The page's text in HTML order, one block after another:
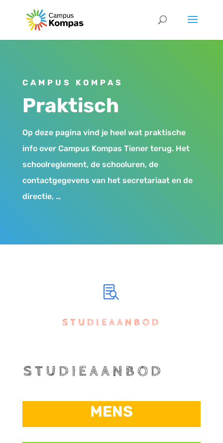
CAMPUS KOMPAS
Praktisch
Op deze pagina vind je heel wat praktische
info over Campus Kompas Tiener terug. Het
schoolreglement, de schooluren, de
contactgegevens van het secretariaat en de
directie, …

STUDIEAANBOD
STUDIEAANBOD
MENS